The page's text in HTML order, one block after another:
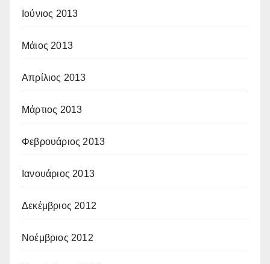
Ιούνιος 2013
Μάιος 2013
Απρίλιος 2013
Μάρτιος 2013
Φεβρουάριος 2013
Ιανουάριος 2013
Δεκέμβριος 2012
Νοέμβριος 2012